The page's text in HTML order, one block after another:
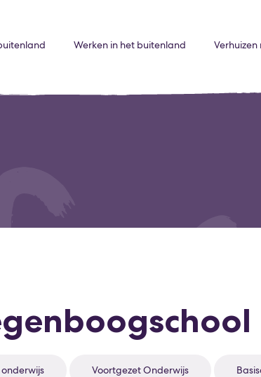
Werken in het buitenland
Voortgezet Onderwijs